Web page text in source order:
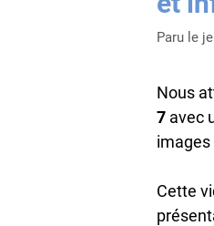
Paru le
Nous
7 avec
images
Cette